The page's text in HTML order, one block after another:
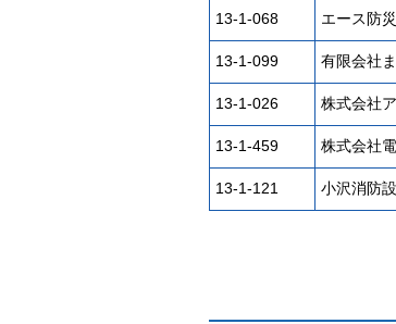
13-1-068 エース防
13-1-099 有限会社
13-1-026 株式会社
13-1-459 株式会社
13-1-121 小沢消防